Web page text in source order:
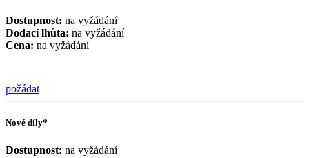
Dostupnost: na vyžádání
Dodací lhůta: na vyžádání
Cena: na vyžádání
požádat
Nové díly*
Dostupnost: na vyžádání